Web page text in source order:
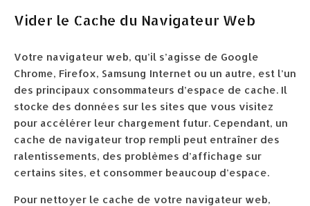
Vider le Cache du Navigateur Web
Votre navigateur web, qu’il s’agisse de Google
Chrome, Firefox, Samsung Internet ou un autre, est l’un
des principaux consommateurs d’espace de cache. Il
stocke des données sur les sites que vous visitez
pour accélérer leur chargement futur. Cependant, un
cache de navigateur trop rempli peut entraîner des
ralentissements, des problèmes d’affichage sur
certains sites, et consommer beaucoup d’espace.
Pour nettoyer le cache de votre navigateur web,